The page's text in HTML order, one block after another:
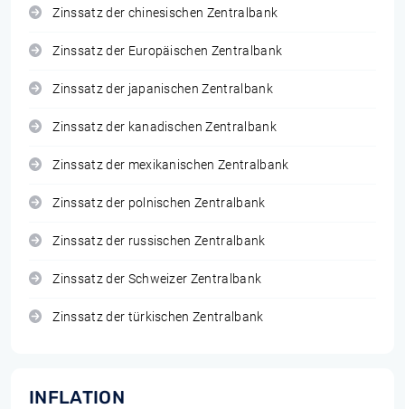
Zinssatz der chinesischen Zentralbank
Zinssatz der Europäischen Zentralbank
Zinssatz der japanischen Zentralbank
Zinssatz der kanadischen Zentralbank
Zinssatz der mexikanischen Zentralbank
Zinssatz der polnischen Zentralbank
Zinssatz der russischen Zentralbank
Zinssatz der Schweizer Zentralbank
Zinssatz der türkischen Zentralbank
INFLATION